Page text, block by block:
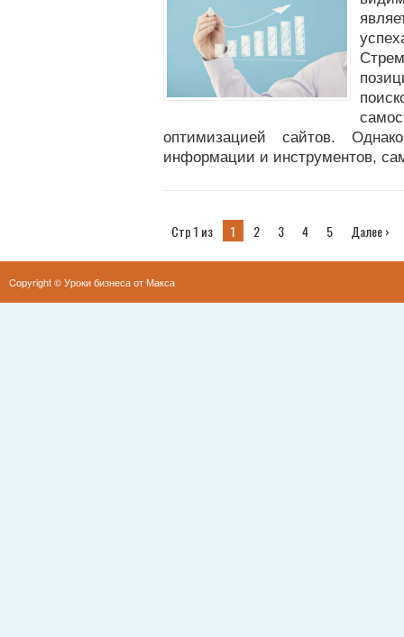
оптимизацией сайтов.
информации и инструментов,
Стр 1 из 1 2 3 4 5 Далее ›
Copyright ©Уроки бизнеса от Макса